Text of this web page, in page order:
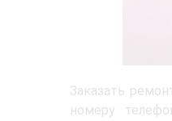
Заказать
номеру